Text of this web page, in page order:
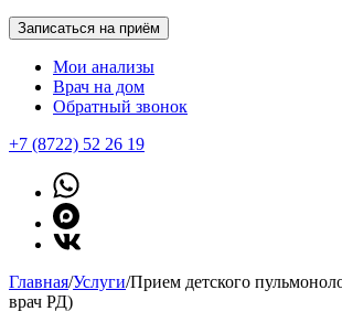
Записаться на приём
Мои анализы
Врач на дом
Обратный звонок
+7 (8722) 52 26 19
Главная/Услуги/Прием детского
врач РД)